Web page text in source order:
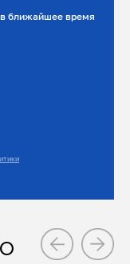
ближайшее время